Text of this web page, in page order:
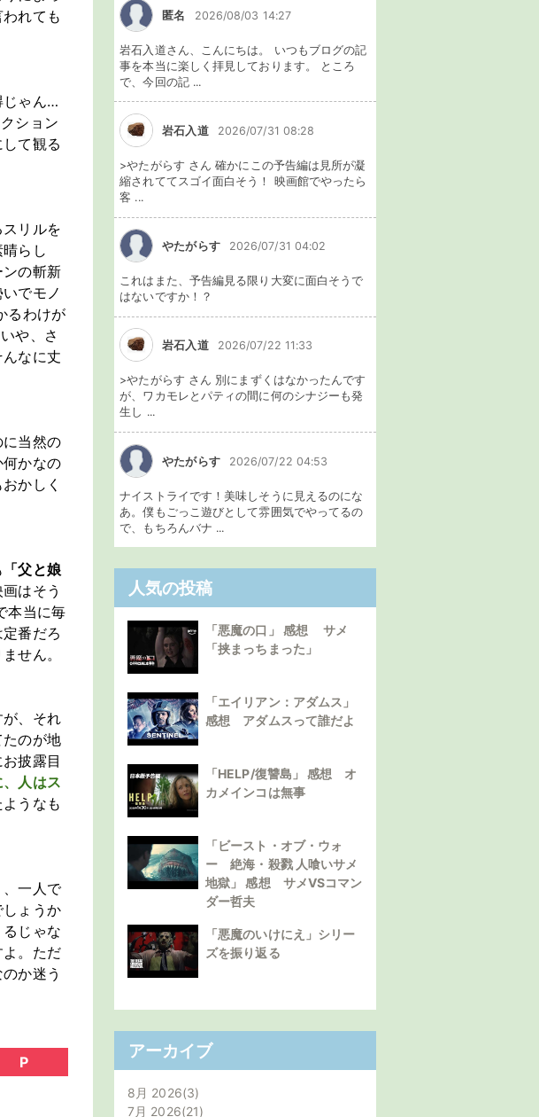
れても
じゃん…
ション
て観る
リルを
らし
の斬新
でモノ
るわけが
や、さ
なに丈
に当然の
かなの
かしく
「父と娘
はそう
本当に毎
番だろ
せん。
が、それ
のが地
披露目
、人はス
うなも
一人で
ょうか
じゃな
。ただ
か迷う
P
匿名 2026/08/03 14:27
岩石入道さん、こんにちは。 いつもブログの記
事を本当に楽しく拝見しております。 ところ
で、今回の記 ...
岩石入道 2026/07/31 08:28
>やたがらす さん 確かにこの予告編は見所が凝
縮されててスゴイ面白そう！ 映画館でやったら
客 ...
やたがらす 2026/07/31 04:02
これはまた、予告編見る限り大変に面白そうで
はないですか！？
岩石入道 2026/07/22 11:33
>やたがらす さん 別にまずくはなかったんです
が、ワカモレとパティの間に何のシナジーも発
生し ...
やたがらす 2026/07/22 04:53
ナイストライです！美味しそうに見えるのにな
あ。僕もごっこ遊びとして雰囲気でやってるの
で、もちろんバナ ...
人気の投稿
「悪魔の口」 感想 サメ
「挟まっちまった」
「エイリアン：アダムス」
感想 アダムスって誰だよ
「HELP/復讐島」 感想 オ
カメインコは無事
「ビースト・オブ・ウォ
ー 絶海・殺戮 人喰いサメ
地獄」 感想 サメVSコマン
ダー哲夫
「悪魔のいけにえ」シリー
ズを振り返る
アーカイブ
8月 2026 3
7月 2026 21